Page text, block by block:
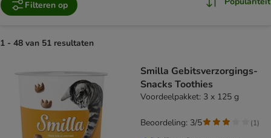
Filteren op
1 - 48 van 51 resultaten
Smilla Gebitsverzorgings-
Snacks Toothies
Voordeelpakket: 3 x 125 g
Beoordeling: 3/5 (1)